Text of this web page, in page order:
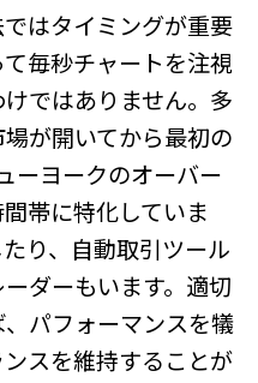
はタイミングが重要
毎秒チャートを注視
ではありません。多
が開いてから最初の
ーヨークのオーバー
帯に特化していま
り、自動取引ツール
ダーもいます。適切
パフォーマンスを犠
スを維持することが